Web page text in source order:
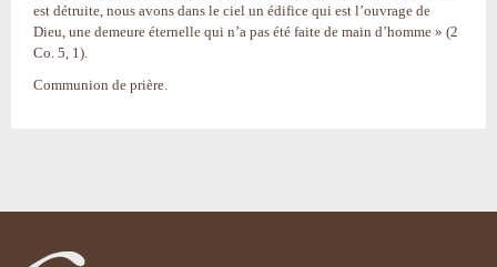
est détruite, nous avons dans le ciel un édifice qui est l’ouvrage de
Dieu, une demeure éternelle qui n’a pas été faite de main d’homme » (2
Co. 5, 1).
Communion de prière.
document